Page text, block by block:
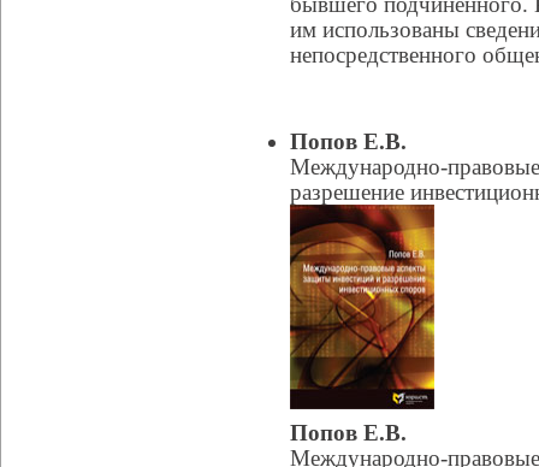
им использованы
непосредственного
Попов Е.В.
Международно-
разрешение
Попов Е.В.
Международно-